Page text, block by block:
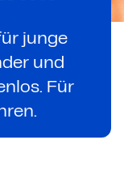
junge
und
Für